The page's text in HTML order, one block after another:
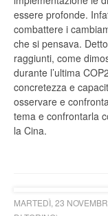
essere profonde.
combattere i
che si pensava.
raggiunti, come
durante l’ultima
concretezza e
osservare e
tema e confrontarla
la Cina.
MARTEDÌ, 23